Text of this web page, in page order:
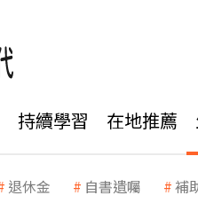
持續學習 在地推薦
退休金 自書遺囑 補